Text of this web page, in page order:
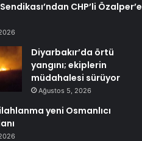
CHP’li Özalper’e
Diyarbakır’da örtü
yangını; ekiplerin
müdahalesi sürüyor
Ağustos 5, 2026
yeni Osmanlıcı